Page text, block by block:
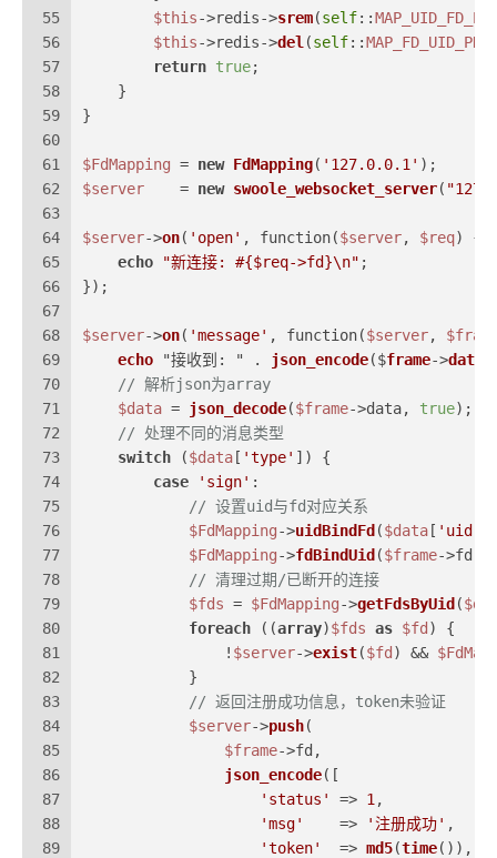
55
56
57
58
59
60
61
62
63
64
65
66
67
68
69
70
71
72
73
74
75
76
77
78
79
80
81
82
83
84
85
86
87
88
89
$this->redis->srem(self::
$this->redis->del (self::
return true;
    }
}
$FdMapping = new FdMapping( '127.0.0.1' );
$server
    =
new swoole_websocket_server(
$server->on( 'open' , function($server, $req) {
echo
"新连接: #{$req->fd}\n" ;
});
$server->on( 'message' , function($server,
echo "接收到: " . json_encode($frame->data
// 解析json为array
$data = json_decode($frame->data, true);
// 处理不同的消息类型
switch ($data [ 'type' ]) {
case
'sign' :
// 设置uid与fd对应关系
$FdMapping->uidBindFd ($data [ 'uid'
$FdMapping->fdBindUid ($frame->fd,
// 清理过期/已断开的连接
$fds = $FdMapping->getFdsByUid (
foreach ((array)$fds as $fd ) {
                !
$server->exist($fd ) &&
            }
// 返回注册成功信息，token未验证
$server->push(
$frame->fd,
json_encode([
'status'
=> 1 ,
'msg'
    =>
'注册成功' ,
'token'
  =>
md5(time()), //